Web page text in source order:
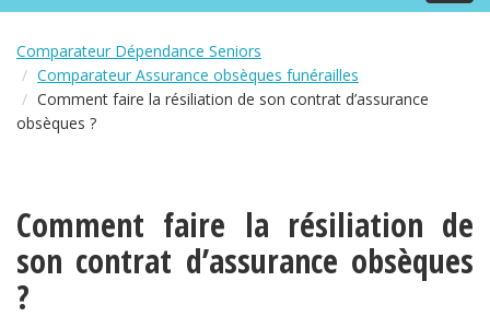
Comparateur Dépendance Seniors
Comparateur Assurance obsèques funérailles
Comment faire la résiliation de son contrat d’assurance
obsèques ?
Comment faire la résiliation de
son contrat d’assurance obsèques
?